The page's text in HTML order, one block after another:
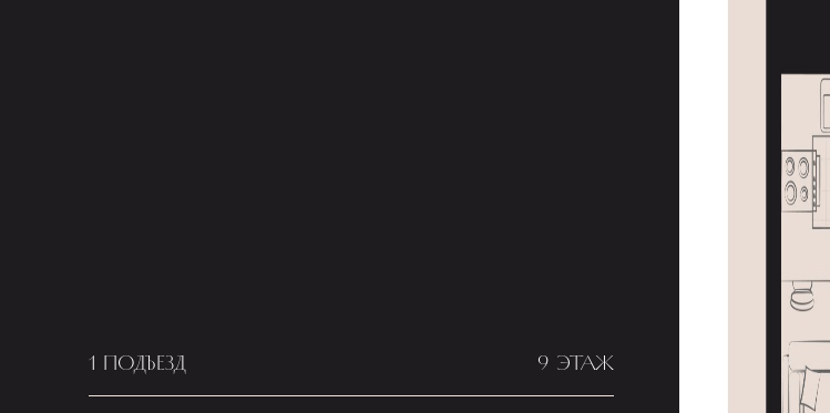
1 ПОДЪЕЗД 9 ЭТАЖ